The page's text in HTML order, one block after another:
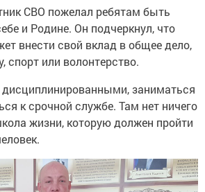
СВО пожелал ребятам быть
и Родине. Он подчеркнул, что
внести свой вклад в общее дело,
спорт или волонтерство.
заниматься
к срочной службе. Там нет ничего
жизни, которую должен пройти